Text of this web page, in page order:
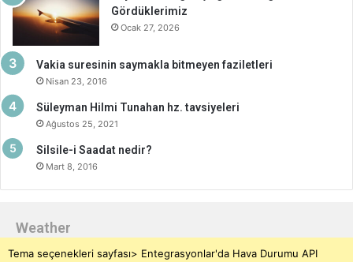
Gördüklerimiz
Ocak 27, 2026
Vakia suresinin saymakla bitmeyen faziletleri
Nisan 23, 2016
Süleyman Hilmi Tunahan hz. tavsiyeleri
Ağustos 25, 2021
Silsile-i Saadat nedir?
Mart 8, 2016
Weather
Tema seçenekleri sayfası> Entegrasyonlar'da Hava Durumu API